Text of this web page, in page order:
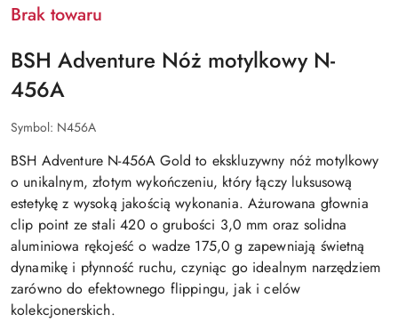
Brak towaru
BSH Adventure Nóż motylkowy N-
456A
Symbol: N456A
BSH Adventure N-456A Gold to ekskluzywny nóż motylkowy
o unikalnym, złotym wykończeniu, który łączy luksusową
estetykę z wysoką jakością wykonania. Ażurowana głownia
clip point ze stali 420 o grubości 3,0 mm oraz solidna
aluminiowa rękojeść o wadze 175,0 g zapewniają świetną
dynamikę i płynność ruchu, czyniąc go idealnym narzędziem
zarówno do efektownego flippingu, jak i celów
kolekcjonerskich.